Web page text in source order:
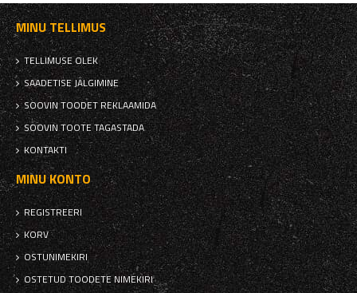
MINU TELLIMUS
TELLIMUSE OLEK
SAADETISE JÄLGIMINE
SOOVIN TOODET REKLAAMIDA
SOOVIN TOOTE TAGASTADA
KONTAKTI
MINU KONTO
REGISTREERI
KORV
OSTUNIMEKIRI
OSTETUD TOODETE NIMEKIRI